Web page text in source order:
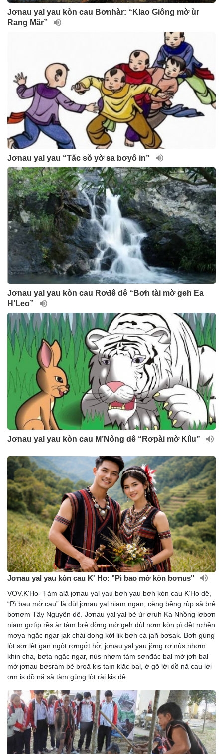
Jơnau yal yau kòn cau Bơnhàr: “Klao Giông mờ ùr
Rang Măr”
Jơnau yal yau “Tăc sŏ yờ sa bơyô in”
Jơnau yal yau kòn cau Rơđê dê “Bơh tài mờ geh Ea
H’Leo”
Jơnau yal yau kòn cau M’Nông dê “Rơpài mờ Klìu”
Jơnau yal yau kòn cau K' Ho: "Pì bao mờ kòn bơnus"
VOV.K'Ho- Tàm ală jơnau yal yau bơh yau bơh kòn cau K’Ho dê,
“Pì bau mờ cau” là dùl jơnau yal niam ngan, cèng bềng rùp să brê
bơnơm Tây Nguyên dê. Jơnau yal yal bè ùr ơruh Ka Nhồng lơbơn
niam gơtìp rềs àr tàm brê dờng mờ geh dùl nơm kòn pì dềt rơhền
mơya ngăc ngar jak chài dong kờl lik bơh cà jañ bơsak. Bơh gùng
lòt sơr lèt gan ngòt rơngơ̆t hơ̆, jơnau yal yau jờng rơ nùs nhơm
khin cha, bơta ngăc ngar, nùs nhơm tàm sơnđàc bal mờ jơh bal
mờ jơnau bơsram bè broă kis tam klăc bal, ờ gŏ lời dồ nă cau lơi
ơm is dồ nă să tàm gùng lòt rài kis dê.